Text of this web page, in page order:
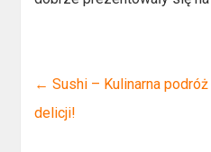
← Sushi – Kulinarna
delicji!